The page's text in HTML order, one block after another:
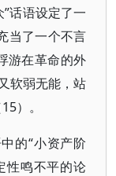
话语设定了一
当了一个不言
游在革命的外
软弱无能，站
）。
的“小资产阶
性鸣不平的论